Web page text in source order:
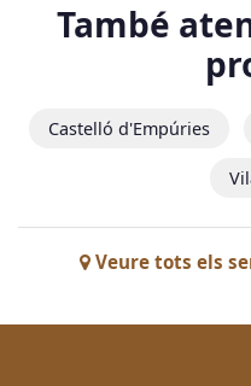
També
Castelló d'Empúries
Veure tots els